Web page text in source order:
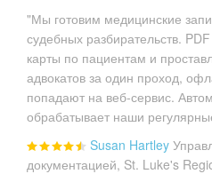
"Мы готовим медицинские
судебных разбирательств.
карты по пациентам и
адвокатов за один проход,
попадают на веб-сервис.
обрабатывает наши
Susan Hartley
документацией, St. Luke's